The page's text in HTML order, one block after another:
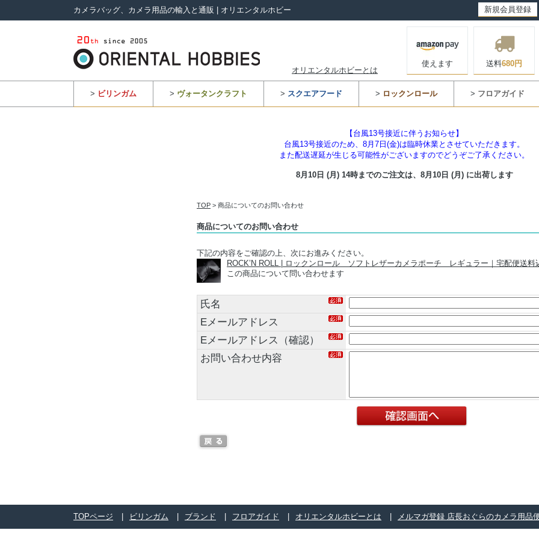
カメラバッグ、カメラ用品の輸入と通販 | オリエンタルホビー 新規会員登録
オリエンタルホビーとは
使えます 送料680円
> ビリンガム > ヴォータンクラフト > スクエアフード > ロックンロール > フロアガイド
【台風13号接近に伴うお知らせ】
台風13号接近のため、8月7日(金)は臨時休業とさせていただきます。
また配送遅延が生じる可能性がございますのでどうぞご了承ください。
8月10日 (月) 14時までのご注文は、 8月10日 (月) に出荷します
TOP > 商品についてのお問い合わせ
商品についてのお問い合わせ
下記の内容をご確認の上、次にお進みください。
ROCK’N ROLL | ロックンロール ソフトレザーカメラポーチ レギュラー｜宅配便送料
この商品について問い合わせます
氏名
Eメールアドレス
Eメールアドレス（確認）
お問い合わせ内容
TOPページ ビリンガム ブランド フロアガイド オリエンタルホビーとは メルマガ登録 店長おぐらのカメラ用品